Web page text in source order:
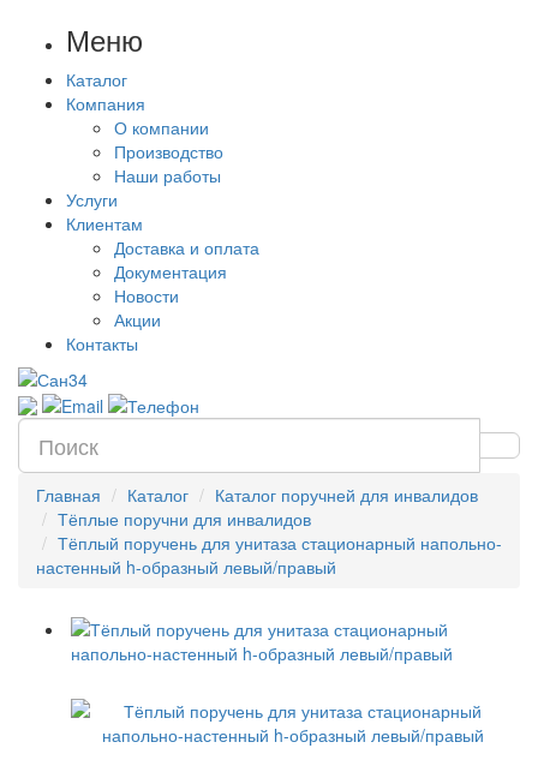
Меню
Каталог
Компания
О компании
Производство
Наши работы
Услуги
Клиентам
Доставка и оплата
Документация
Новости
Акции
Контакты
Главная Каталог
Каталог поручней для инвалидов
Тёплые поручни для инвалидов
Тёплый поручень для унитаза стационарный напольно-
настенный h-образный левый/правый